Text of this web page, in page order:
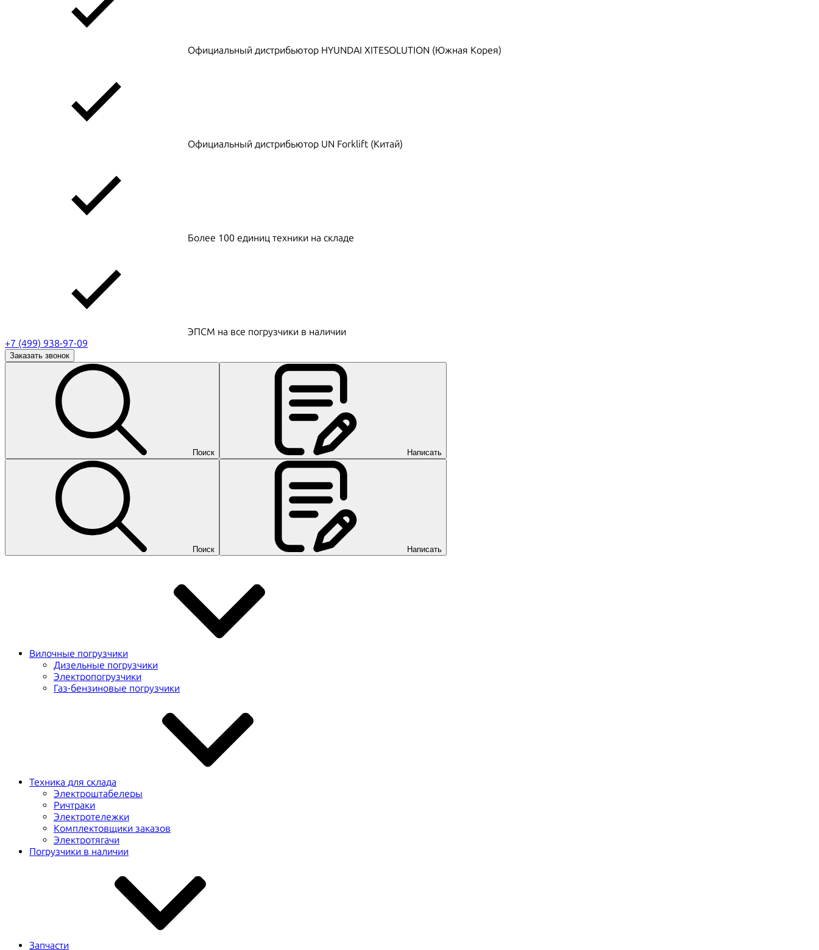
Официальный дистрибьютор HYUNDAI XITESOLUTION (Южная Корея)
Официальный дистрибьютор UN Forklift (Китай)
Более 100 единиц техники на складе
ЭПСМ на все погрузчики в наличии
+7 (499) 938-97-09
Заказать звонок
Поиск Написать
Поиск Написать
Вилочные погрузчики
Дизельные погрузчики
Электропогрузчики
Газ-бензиновые погрузчики
Техника для склада
Электроштабелеры
Ричтраки
Электротележки
Комплектовщики заказов
Электротягачи
Погрузчики в наличии
Запчасти